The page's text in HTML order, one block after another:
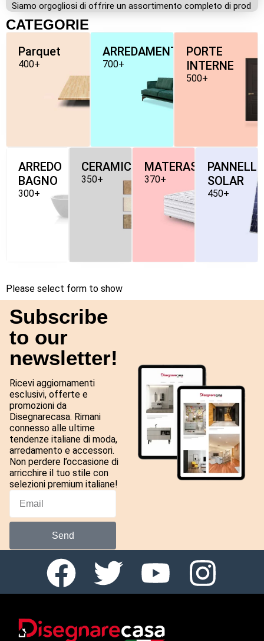
Siamo orgogliosi di offrire un assortimento completo di prod
CATEGORIE
Parquet
400+
ARREDAMENTO
700+
PORTE
INTERNE
500+
ARREDO
BAGNO
300+
CERAMICHE
350+
MATERASSI
370+
PANNELLI-
SOLAR
450+
Please select form to show
Subscribe
to our
newsletter!
Ricevi aggiornamenti
esclusivi, offerte e
promozioni da
Disegnarecasa. Rimani
connesso alle ultime
tendenze italiane di moda,
arredamento e accessori.
Non perdere l’occasione di
arricchire il tuo stile con
selezioni premium italiane!
Send